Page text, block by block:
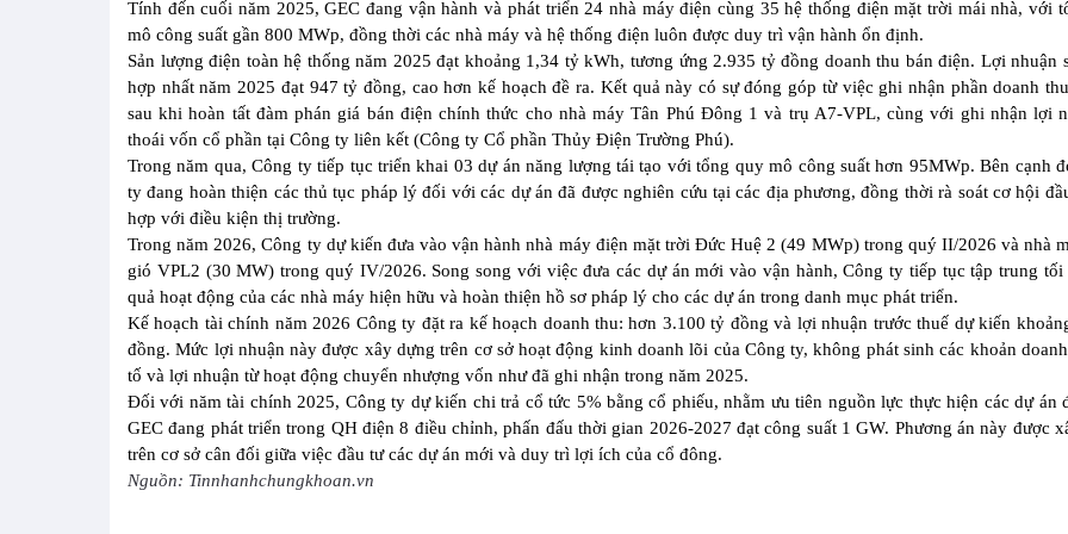
Tính đến cuối năm 2025, GEC đang vận hành và phát triển 24 nhà máy điện cùng 35 hệ thống điện mặt trời mái nhà, với
mô công suất gần 800 MWp, đồng thời các nhà máy và hệ thống điện luôn được duy trì vận hành ổn định.
Sản lượng điện toàn hệ thống năm 2025 đạt khoảng 1,34 tỷ kWh, tương ứng 2.935 tỷ đồng doanh thu bán điện. Lợi nhuận
hợp nhất năm 2025 đạt 947 tỷ đồng, cao hơn kế hoạch đề ra. Kết quả này có sự đóng góp từ việc ghi nhận phần doanh
sau khi hoàn tất đàm phán giá bán điện chính thức cho nhà máy Tân Phú Đông 1 và trụ A7-VPL, cùng với ghi nhận lợi
thoái vốn cổ phần tại Công ty liên kết (Công ty Cổ phần Thủy Điện Trường Phú).
Trong năm qua, Công ty tiếp tục triển khai 03 dự án năng lượng tái tạo với tổng quy mô công suất hơn 95MWp. Bên cạnh
ty đang hoàn thiện các thủ tục pháp lý đối với các dự án đã được nghiên cứu tại các địa phương, đồng thời rà soát cơ hội
hợp với điều kiện thị trường.
Trong năm 2026, Công ty dự kiến đưa vào vận hành nhà máy điện mặt trời Đức Huệ 2 (49 MWp) trong quý II/2026 và nhà
gió VPL2 (30 MW) trong quý IV/2026. Song song với việc đưa các dự án mới vào vận hành, Công ty tiếp tục tập trung tối
quả hoạt động của các nhà máy hiện hữu và hoàn thiện hồ sơ pháp lý cho các dự án trong danh mục phát triển.
Kế hoạch tài chính năm 2026 Công ty đặt ra kế hoạch doanh thu: hơn 3.100 tỷ đồng và lợi nhuận trước thuế dự kiến
đồng. Mức lợi nhuận này được xây dựng trên cơ sở hoạt động kinh doanh lõi của Công ty, không phát sinh các khoản
tố và lợi nhuận từ hoạt động chuyển nhượng vốn như đã ghi nhận trong năm 2025.
Đối với năm tài chính 2025, Công ty dự kiến chi trả cổ tức 5% bằng cổ phiếu, nhằm ưu tiên nguồn lực thực hiện các dự án
GEC đang phát triển trong QH điện 8 điều chỉnh, phấn đấu thời gian 2026-2027 đạt công suất 1 GW. Phương án này được
trên cơ sở cân đối giữa việc đầu tư các dự án mới và duy trì lợi ích của cổ đông.
Nguồn: Tinnhanhchungkhoan.vn